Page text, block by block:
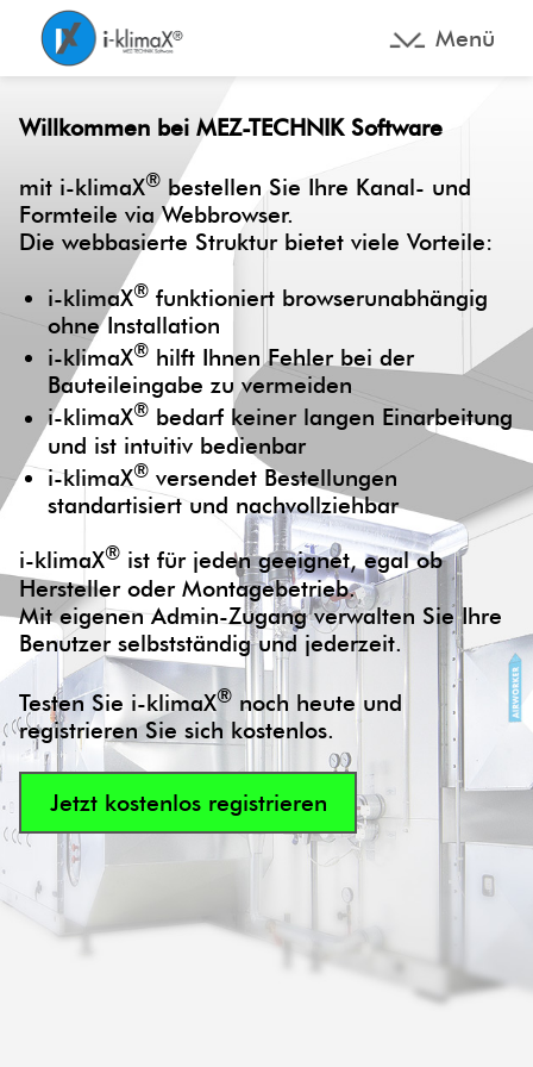
Menü
Willkommen bei MEZ-TECHNIK Software
mit i-klimaX® bestellen Sie Ihre Kanal- und
Formteile via Webbrowser.
Die webbasierte Struktur bietet viele Vorteile:
i-klimaX® funktioniert browserunabhängig
ohne Installation
i-klimaX® hilft Ihnen Fehler bei der
Bauteileingabe zu vermeiden
i-klimaX® bedarf keiner langen Einarbeitung
und ist intuitiv bedienbar
i-klimaX® versendet Bestellungen
standartisiert und nachvollziehbar
i-klimaX® ist für jeden geeignet, egal ob
Hersteller oder Montagebetrieb.
Mit eigenen Admin-Zugang verwalten Sie Ihre
Benutzer selbstständig und jederzeit.
Testen Sie i-klimaX® noch heute und
registrieren Sie sich kostenlos.
Jetzt kostenlos registrieren